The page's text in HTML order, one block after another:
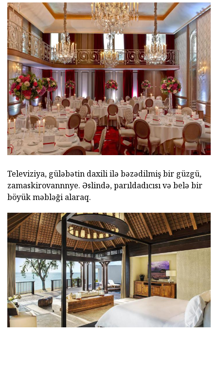
Televiziya, güləbətin daxili ilə bəzədilmiş bir güzgü,
zamaskirovannnye. Əslində, parıldadıcısı və belə bir
böyük məbləği alaraq.